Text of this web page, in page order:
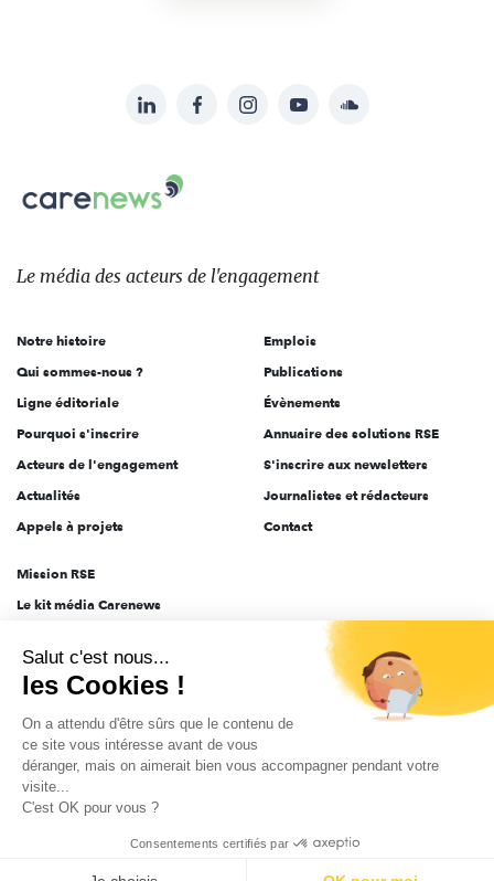
sur:
LinkedInFacebookInstagramYouTubeSoundcloud
Carenews,
Le
des
l'engagement
Le média des acteurs de l'engagement
Notre histoire
Qui sommes-nous ?
Ligne éditoriale
Pourquoi s'inscrire
Acteurs de l'engagement
Actualités
Appels à projets
Emplois
Publications
Évènements
Annuaire des solutions RSE
S'inscrire aux newsletters
Journalistes et rédacteurs
Contact
Mission RSE
Le kit média Carenews
AEF info
Novethic
PRODURABLE
Inclusiv Day
Données personnelles Mentions légales 2025-2026 Tout droits réservés
Salut c'est nous...
les Cookies !
On a attendu d'être sûrs que le contenu de
ce site vous intéresse avant de vous
déranger, mais on aimerait bien vous accompagner pendant votre
visite...
C'est OK pour vous ?
Consentements certifiés par